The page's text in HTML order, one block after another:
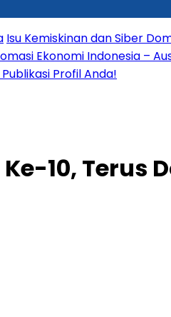
Isu Kemiskinan dan Siber
Ekonomi Indonesia –
Profil Anda!
10, Terus